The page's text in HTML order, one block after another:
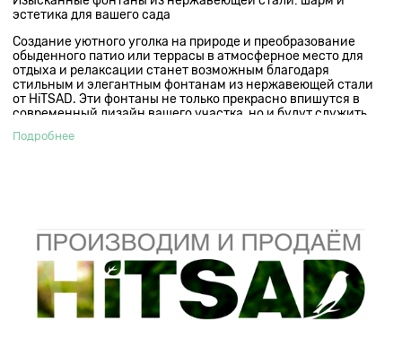
эстетика для вашего сада
Создание уютного уголка на природе и преобразование
обыденного патио или террасы в атмосферное место для
отдыха и релаксации станет возможным благодаря
стильным и элегантным фонтанам из нержавеющей стали
от HiTSAD. Эти фонтаны не только прекрасно впишутся в
современный дизайн вашего участка, но и будут служить
стойким и надежным украшением на многие годы.
Подробнее